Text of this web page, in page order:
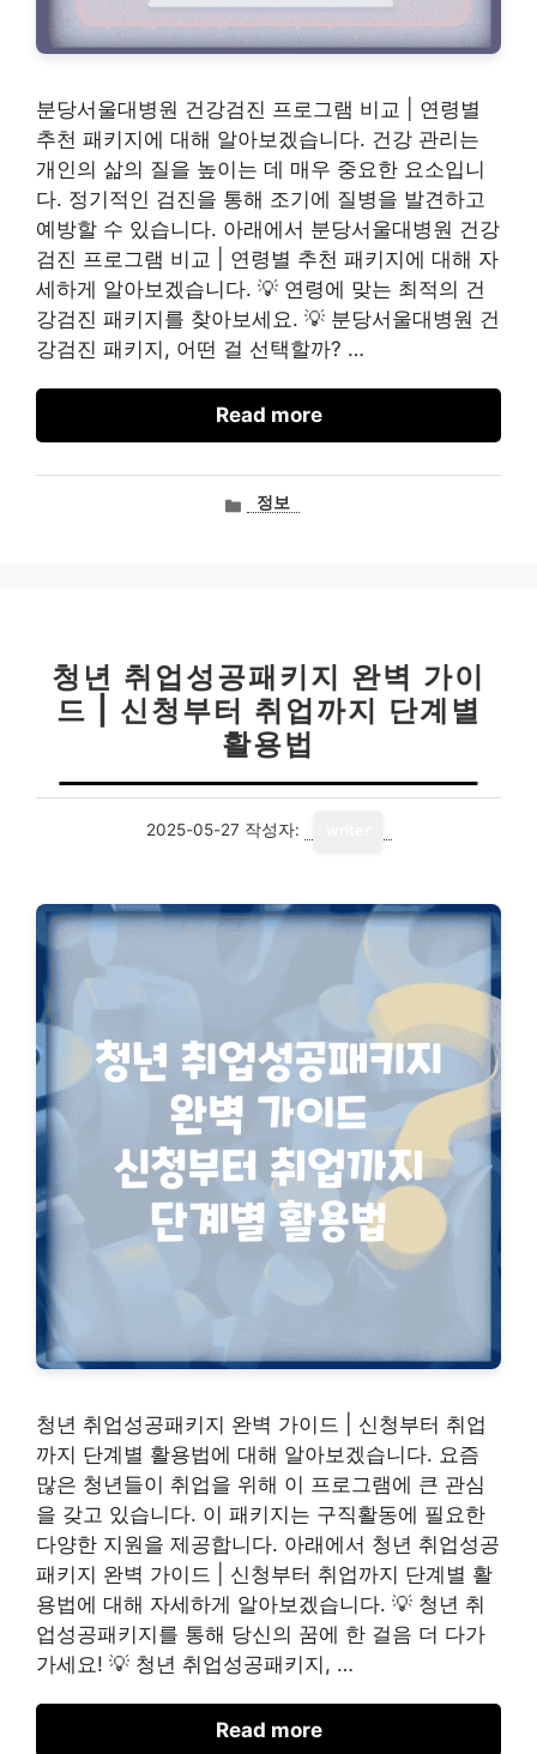
분당서울대병원 건강검진 프로그램 비교 | 연령별
추천 패키지에 대해 알아보겠습니다. 건강 관리는
개인의 삶의 질을 높이는 데 매우 중요한 요소입니
다. 정기적인 검진을 통해 조기에 질병을 발견하고
예방할 수 있습니다. 아래에서 분당서울대병원 건강
검진 프로그램 비교 | 연령별 추천 패키지에 대해 자
세하게 알아보겠습니다. 💡 연령에 맞는 최적의 건
강검진 패키지를 찾아보세요. 💡 분당서울대병원 건
강검진 패키지, 어떤 걸 선택할까? …
Read more
카정보
청년 취업성공패키지 완벽 가이
드 | 신청부터 취업까지 단계별
활용법
2025-05-27 작성자:
청년 취업성공패키지 완벽 가이드 | 신청부터 취업
까지 단계별 활용법에 대해 알아보겠습니다. 요즘
많은 청년들이 취업을 위해 이 프로그램에 큰 관심
을 갖고 있습니다. 이 패키지는 구직활동에 필요한
다양한 지원을 제공합니다. 아래에서 청년 취업성공
패키지 완벽 가이드 | 신청부터 취업까지 단계별 활
용법에 대해 자세하게 알아보겠습니다. 💡 청년 취
업성공패키지를 통해 당신의 꿈에 한 걸음 더 다가
가세요! 💡 청년 취업성공패키지, …
Read more